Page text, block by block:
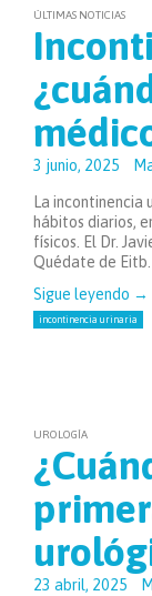
ÚLTIMAS NOTICIAS
3 junio, 2025
La
hábitos diarios,
físicos. El Dr.
Quédate de Eitb.
Sigue leyendo →
incontinencia urinaria
UROLOGÍA
23 abril, 2025